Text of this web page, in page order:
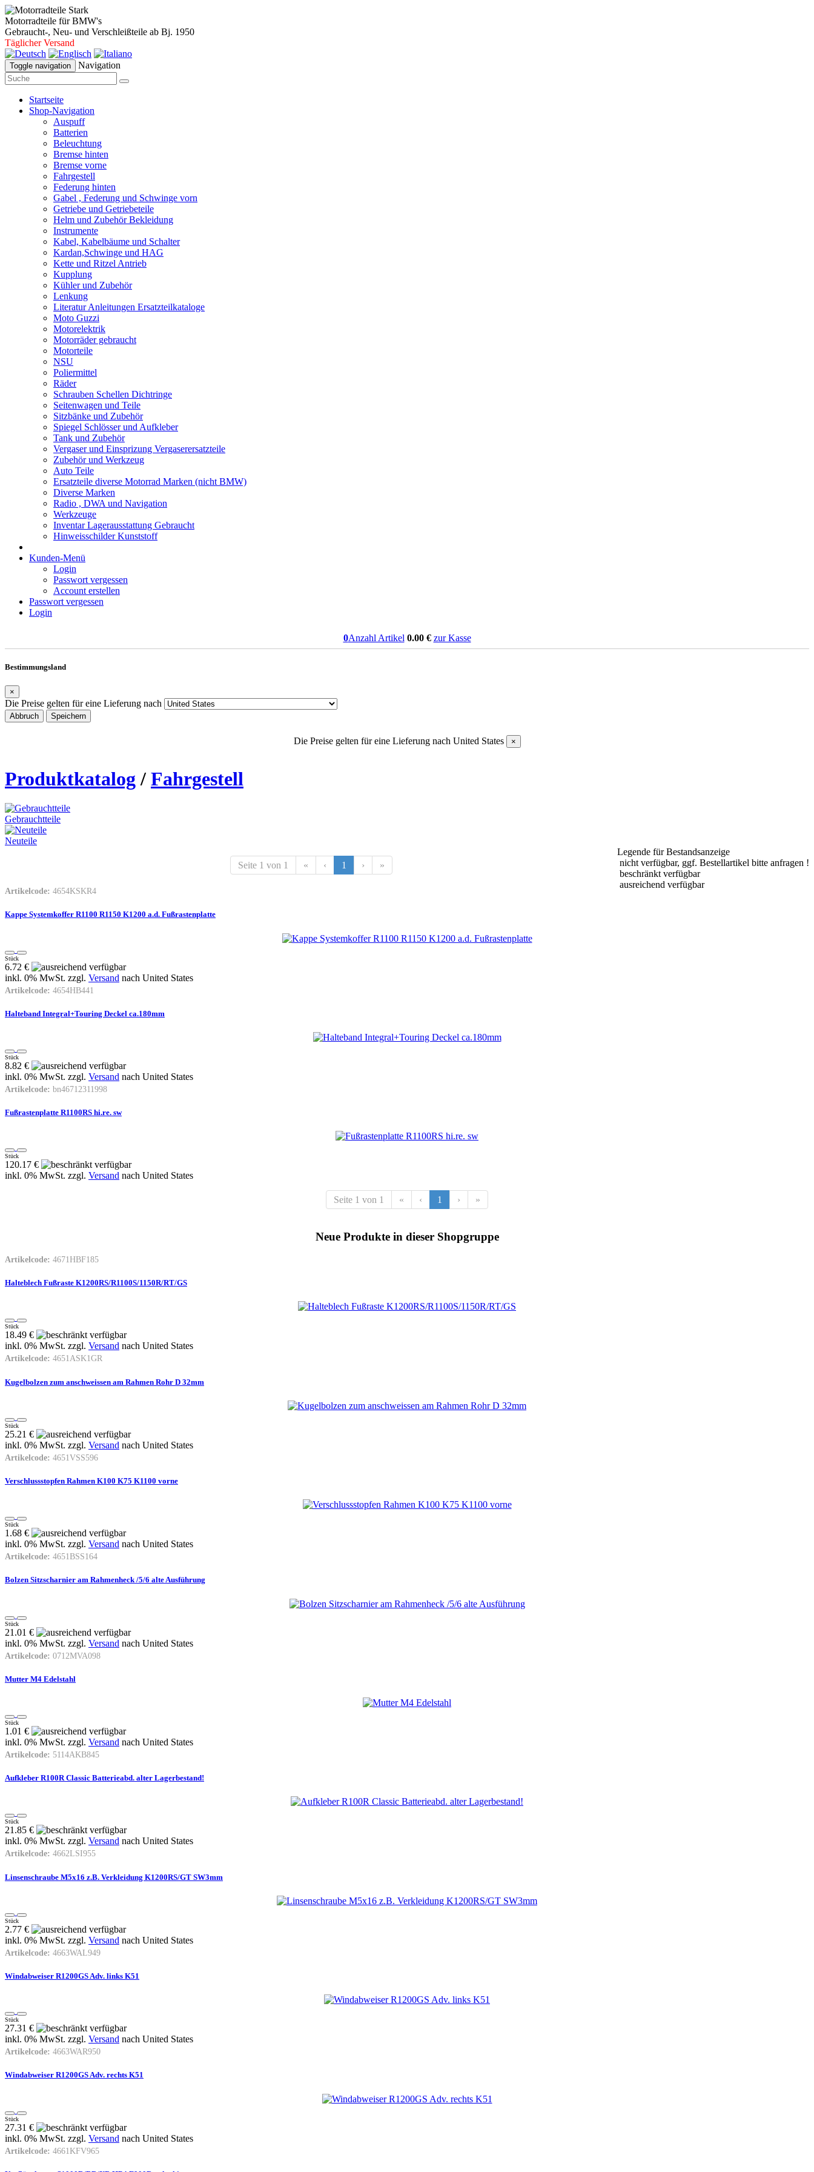
Motorradteile für BMW's
Gebraucht-, Neu- und Verschleißteile ab Bj. 1950
Täglicher Versand
Toggle navigation Navigation
Startseite
Shop-Navigation
Auspuff
Batterien
Beleuchtung
Bremse hinten
Bremse vorne
Fahrgestell
Federung hinten
Gabel , Federung und Schwinge vorn
Getriebe und Getriebeteile
Helm und Zubehör Bekleidung
Instrumente
Kabel, Kabelbäume und Schalter
Kardan,Schwinge und HAG
Kette und Ritzel Antrieb
Kupplung
Kühler und Zubehör
Lenkung
Literatur Anleitungen Ersatzteilkataloge
Moto Guzzi
Motorelektrik
Motorräder gebraucht
Motorteile
NSU
Poliermittel
Räder
Schrauben Schellen Dichtringe
Seitenwagen und Teile
Sitzbänke und Zubehör
Spiegel Schlösser und Aufkleber
Tank und Zubehör
Vergaser und Einsprizung Vergaserersatzteile
Zubehör und Werkzeug
Auto Teile
Ersatzteile diverse Motorrad Marken (nicht BMW)
Diverse Marken
Radio , DWA und Navigation
Werkzeuge
Inventar Lagerausstattung Gebraucht
Hinweisschilder Kunststoff
Kunden-Menü
Login
Passwort vergessen
Account erstellen
Passwort vergessen
Login
0Anzahl Artikel 0.00€ zur Kasse
Bestimmungsland
×
Die Preise gelten für eine Lieferung nach
Abbruch Speichern
Die Preise gelten für eine Lieferung nach United States ×
Produktkatalog / Fahrgestell
Gebrauchtteile
Neuteile
Legende für Bestandsanzeige
nicht verfügbar, ggf. Bestellartikel bitte anfragen !
beschränkt verfügbar
ausreichend verfügbar
Seite 1 von 1 « ‹ 1 › »
Artikelcode: 4654KSKR4
Kappe Systemkoffer R1100 R1150 K1200 a.d. Fußrastenplatte
Stück
6.72 €
inkl. 0% MwSt. zzgl. Versand nach United States
Artikelcode: 4654HB441
Halteband Integral+Touring Deckel ca.180mm
Stück
8.82 €
inkl. 0% MwSt. zzgl. Versand nach United States
Artikelcode: bn46712311998
Fußrastenplatte R1100RS hi.re. sw
Stück
120.17 €
inkl. 0% MwSt. zzgl. Versand nach United States
Seite 1 von 1 « ‹ 1 › »
Neue Produkte in dieser Shopgruppe
Artikelcode: 4671HBF185
Halteblech Fußraste K1200RS/R1100S/1150R/RT/GS
Stück
18.49 €
inkl. 0% MwSt. zzgl. Versand nach United States
Artikelcode: 4651ASK1GR
Kugelbolzen zum anschweissen am Rahmen Rohr D 32mm
Stück
25.21 €
inkl. 0% MwSt. zzgl. Versand nach United States
Artikelcode: 4651VSS596
Verschlussstopfen Rahmen K100 K75 K1100 vorne
Stück
1.68 €
inkl. 0% MwSt. zzgl. Versand nach United States
Artikelcode: 4651BSS164
Bolzen Sitzscharnier am Rahmenheck /5/6 alte Ausführung
Stück
21.01 €
inkl. 0% MwSt. zzgl. Versand nach United States
Artikelcode: 0712MVA098
Mutter M4 Edelstahl
Stück
1.01 €
inkl. 0% MwSt. zzgl. Versand nach United States
Artikelcode: 5114AKB845
Aufkleber R100R Classic Batterieabd. alter Lagerbestand!
Stück
21.85 €
inkl. 0% MwSt. zzgl. Versand nach United States
Artikelcode: 4662LSI955
Linsenschraube M5x16 z.B. Verkleidung K1200RS/GT SW3mm
Stück
2.77 €
inkl. 0% MwSt. zzgl. Versand nach United States
Artikelcode: 4663WAL949
Windabweiser R1200GS Adv. links K51
Stück
27.31 €
inkl. 0% MwSt. zzgl. Versand nach United States
Artikelcode: 4663WAR950
Windabweiser R1200GS Adv. rechts K51
Stück
27.31 €
inkl. 0% MwSt. zzgl. Versand nach United States
Artikelcode: 4661KFV965